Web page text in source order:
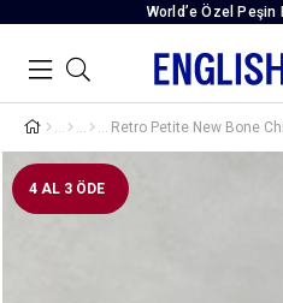
World’e Özel Peşin
Retro Petite New Bone
4 AL 3 ÖDE